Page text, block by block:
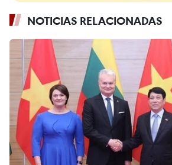
NOTICIAS RELACIONADAS